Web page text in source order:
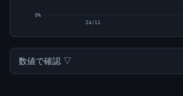
0%
24/11
数値で確認 ▽